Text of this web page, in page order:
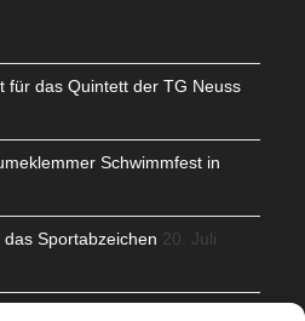
für das Quintett der TG Neuss
Schwimmfest in
Sportabzeichen 20. Juli